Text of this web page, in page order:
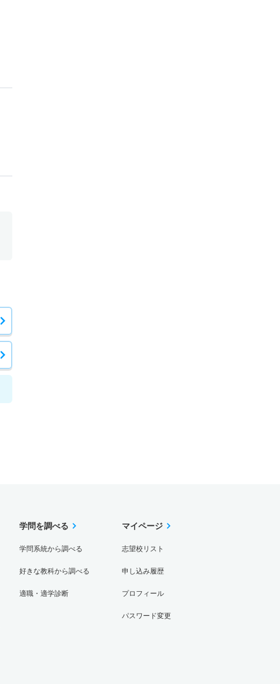
学問を調べる
学問系統から調べる
好きな教科から調べる
適職・適学診断
マイページ
志望校リスト
申し込み履歴
プロフィール
パスワード変更